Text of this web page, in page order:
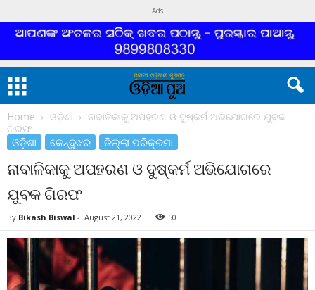
Ads
Home ଓଡ଼ିଶା
ନାବାଳିକାକୁ ଅପହରଣ ଓ ଦୁଷ୍କର୍ମ ଅଭିଯୋଗରେ ଯୁବକ
ଗିରଫ
ଓଡ଼ିଶା କେନ୍ଦୁଝର ଜିଲ୍ଲା ପରିକ୍ରମା
ନାବାଳିକାକୁ ଅପହରଣ ଓ ଦୁଷ୍କର୍ମ ଅଭିଯୋଗରେ
ଯୁବକ ଗିରଫ
By Bikash Biswal - August 21, 2022 50